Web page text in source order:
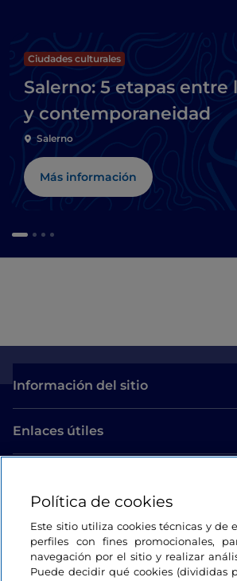
Ciudades culturales
Salerno: 5 etapas entre
y contemporaneidad
Salerno
Más información
Información del sitio
Enlaces útiles
Estamos en contacto
Política de cookies
Este sitio utiliza cookies técnicas y de
perfiles con fines promocionales,
navegación por el sitio y realizar
Puede decidir qué cookies (divididas